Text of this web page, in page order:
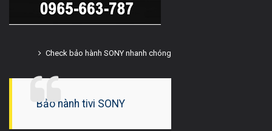
Check bảo hành SONY nhanh chóng
Bảo hành tivi SONY